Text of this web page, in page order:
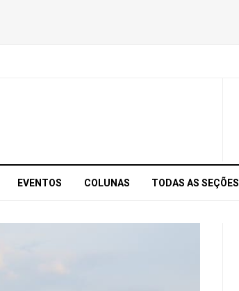
EVENTOS COLUNAS TODAS AS SEÇÕES